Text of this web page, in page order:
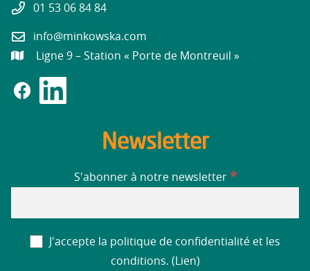
01 53 06 84 84
info@minkowska.com
Ligne 9 – Station « Porte de Montreuil »
Newsletter
S'abonner à notre newsletter *
J'accepte la politique de confidentialité et les
conditions. ( Lien)